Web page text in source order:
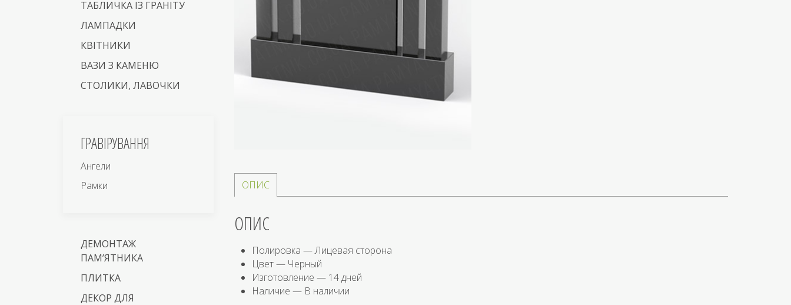
ОПИС
ОПИС
Полировка — Лицевая сторона
Цвет — Черный
Изготовление — 14 дней
Наличие — В наличии
ТАБЛИЧКА ІЗ ГРАНІТУ
ЛАМПАДКИ
КВІТНИКИ
ВАЗИ З КАМЕНЮ
СТОЛИКИ, ЛАВОЧКИ
ГРАВІРУВАННЯ
Ангели
Рамки
ДЕМОНТАЖ
ПАМ’ЯТНИКА
ПЛИТКА
ДЕКОР ДЛЯ